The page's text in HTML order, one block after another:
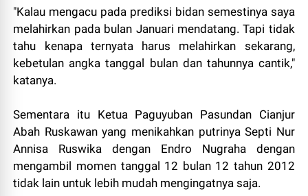
"Kalau mengacu pada prediksi bidan semestinya saya
melahirkan pada bulan Januari mendatang. Tapi tidak
tahu kenapa ternyata harus melahirkan sekarang,
kebetulan angka tanggal bulan dan tahunnya cantik,"
katanya.
Sementara itu Ketua Paguyuban Pasundan Cianjur
Abah Ruskawan yang menikahkan putrinya Septi Nur
Annisa Ruswika dengan Endro Nugraha dengan
mengambil momen tanggal 12 bulan 12 tahun 2012
tidak lain untuk lebih mudah mengingatnya saja.